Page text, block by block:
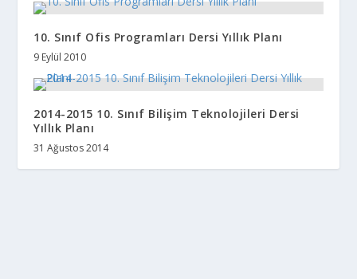
10. Sınıf Ofis Programları Dersi Yıllık Planı
9 Eylül 2010
2014-2015 10. Sınıf Bilişim Teknolojileri Dersi
Yıllık Planı
31 Ağustos 2014